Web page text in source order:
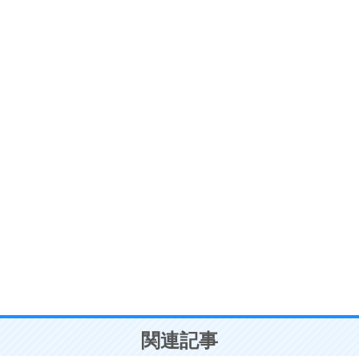
ことが大切。
関連記事